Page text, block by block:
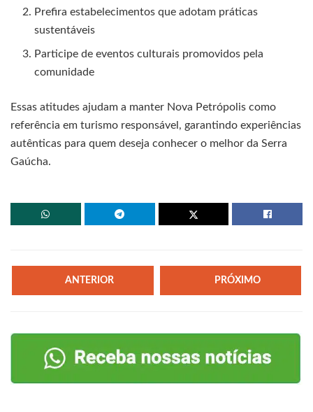
Prefira estabelecimentos que adotam práticas
sustentáveis
Participe de eventos culturais promovidos pela
comunidade
Essas atitudes ajudam a manter Nova Petrópolis como
referência em turismo responsável, garantindo experiências
autênticas para quem deseja conhecer o melhor da Serra
Gaúcha.
ANTERIOR PRÓXIMO